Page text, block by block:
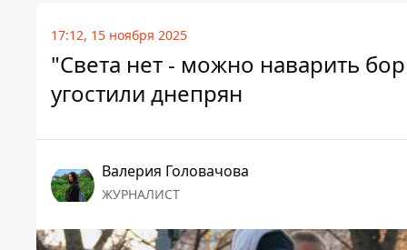
17:12, 15 ноября 2025
"Света нет - можно наварить
угостили днепрян
Валерия Головачова
ЖУРНАЛИСТ